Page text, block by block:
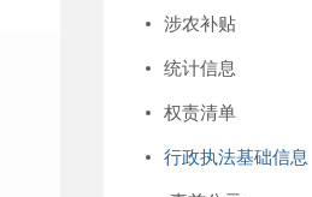
涉农补贴
统计信息
权责清单
行政执法基础信息